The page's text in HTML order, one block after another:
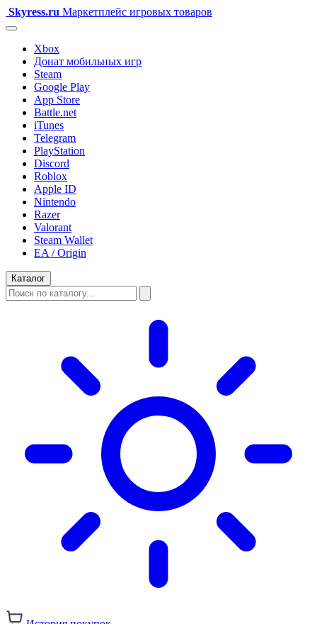
Skyress.ru Маркетплейс игровых товаров
Xbox
Донат мобильных игр
Steam
Google Play
App Store
Battle.net
iTunes
Telegram
PlayStation
Discord
Roblox
Apple ID
Nintendo
Razer
Valorant
Steam Wallet
EA / Origin
Каталог